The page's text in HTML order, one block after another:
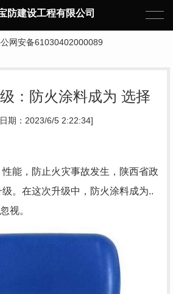
防建设工程有限公司
公网安备61030402000089
：防火涂料成为 选择
期：2023/6/5 2:22:34]
能，防止火灾事故发生，陕西省政
。在这次升级中，防火涂料成为..
视。